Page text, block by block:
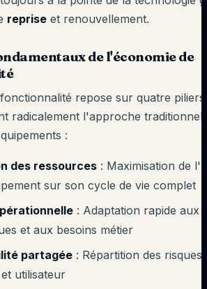
reprise et renouvellement.
de l'économie de
repose sur quatre piliers
radicalement l'approche
:
des ressources : Maximisation de
sur son cycle de vie complet
: Adaptation rapide aux
et aux besoins métier
partagée : Répartition des risques
utilisateur